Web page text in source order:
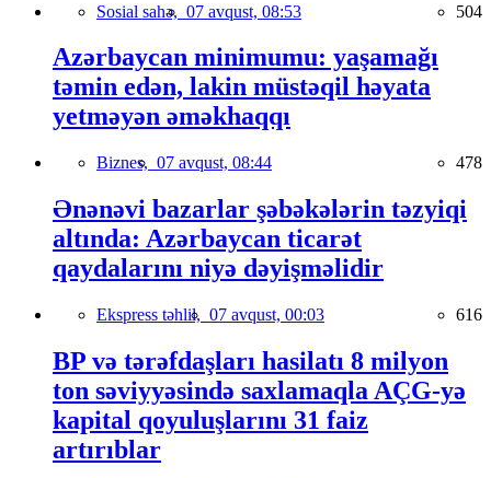
Sosial sahə, 07 avqust, 08:53 504
Azərbaycan minimumu: yaşamağı
təmin edən, lakin müstəqil həyata
yetməyən əməkhaqqı
Biznes, 07 avqust, 08:44 478
Ənənəvi bazarlar şəbəkələrin təzyiqi
altında: Azərbaycan ticarət
qaydalarını niyə dəyişməlidir
Ekspress təhlil, 07 avqust, 00:03 616
BP və tərəfdaşları hasilatı 8 milyon
ton səviyyəsində saxlamaqla AÇG-yə
kapital qoyuluşlarını 31 faiz
artırıblar